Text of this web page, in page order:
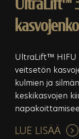
UltraLift™ HIFU
veitsetön
kulmien ja
keskikasvojen
LUE LISÄÄ